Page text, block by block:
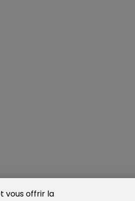
vous offrir la